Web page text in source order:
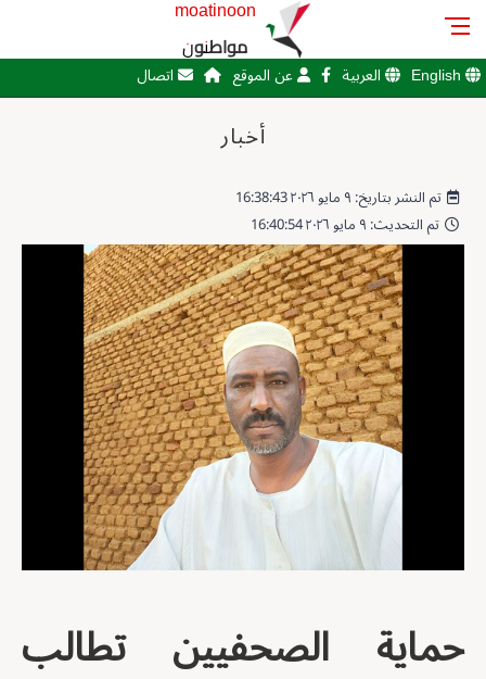
moatinoon
مواطنون
English العربية عن الموقع اتصال
أخبار
تم النشر بتاريخ: ٩ مايو ٢٠٢٦ 16:38:43
تم التحديث: ٩ مايو ٢٠٢٦ 16:40:54
حماية الصحفيين تطالب